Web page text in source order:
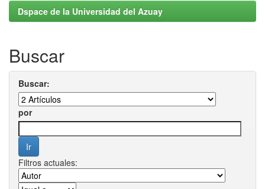
Dspace de la Universidad del Azuay
Buscar
Buscar:
por
Filtros actuales: